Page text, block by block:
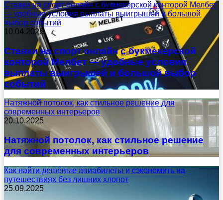
Ставки на спорт онлайн с букмекерской конторой Мелбет
— удобные условия выплаты выигрышей и большой
выбор событий
10.04.2026
Ставки на спорт онлайн с букмекерской
конторой Мелбет — удобные условия
выплаты выигрышей и большой выбор
событий
Натяжной потолок, как стильное решение для
современных интерьеров
20.10.2025
Натяжной потолок, как стильное решение
для современных интерьеров
Как найти дешёвые авиабилеты и сэкономить на
путешествиях без лишних хлопот
25.09.2025